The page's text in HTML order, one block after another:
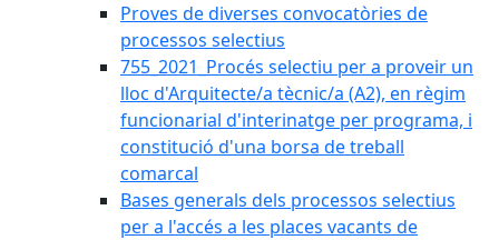
Proves de diverses convocatòries de
processos selectius
755_2021_Procés selectiu per a proveir un
lloc d'Arquitecte/a tècnic/a (A2), en règim
funcionarial d'interinatge per programa, i
constitució d'una borsa de treball
comarcal
Bases generals dels processos selectius
per a l'accés a les places vacants de